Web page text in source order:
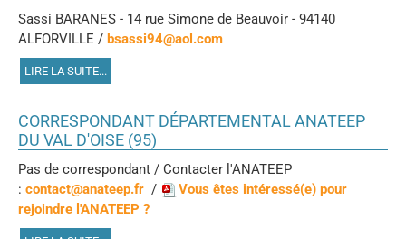
Sassi BARANES - 14 rue Simone de Beauvoir - 94140
ALFORVILLE / bsassi94@aol.com
LIRE LA SUITE...
CORRESPONDANT DÉPARTEMENTAL ANATEEP
DU VAL D'OISE (95)
Pas de correspondant / Contacter l'ANATEEP
: contact@anateep.fr /
Vous êtes intéressé(e) pour
rejoindre l'ANATEEP ?